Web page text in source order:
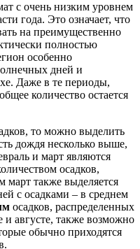
с очень низким уровнем
года. Это означает, что
на преимущественно
полностью
особенно
дней и
Даже в те периоды,
количество остается
то можно выделить
дождя несколько выше,
и март являются
осадков,
март также выделяется
с осадками – в среднем
осадков, распределенных
августе, также возможно
обычно приходятся